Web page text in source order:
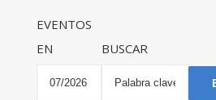
de
búsqueda
EVENTOS
EN
BUSCAR